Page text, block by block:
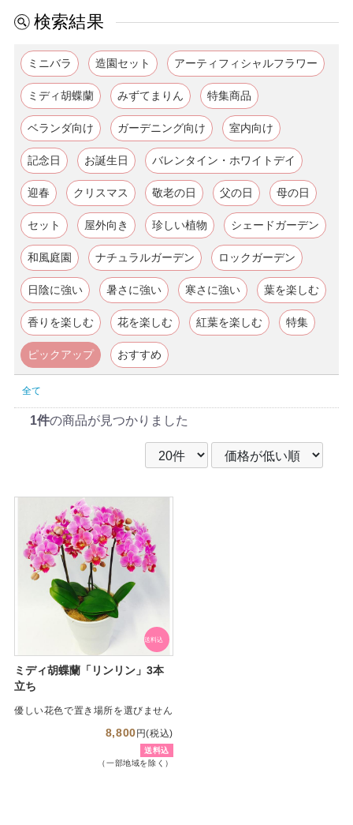
検索結果
ミニバラ 造園セット アーティフィシャルフラワー
ミディ胡蝶蘭 みずてまりん 特集商品
ベランダ向け ガーデニング向け 室内向け
記念日 お誕生日 バレンタイン・ホワイトデイ
迎春 クリスマス 敬老の日 父の日 母の日
セット 屋外向き 珍しい植物 シェードガーデン
和風庭園 ナチュラルガーデン ロックガーデン
日陰に強い 暑さに強い 寒さに強い 葉を楽しむ
香りを楽しむ 花を楽しむ 紅葉を楽しむ 特集
ピックアップ おすすめ
全て
1件の商品が見つかりました
送料込
ミディ胡蝶蘭「リンリン」3本
立ち
優しい花色で置き場所を選びません
8,800円(税込)
送料込
（一部地域を除く）